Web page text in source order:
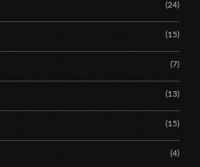
(24)
(15)
(7)
(13)
(15)
(4)